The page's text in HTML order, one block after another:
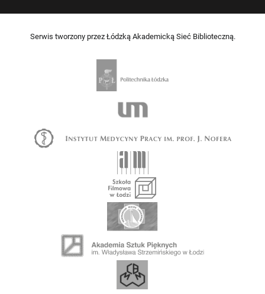
Serwis tworzony przez Łódzką Akademicką Sieć Biblioteczną.